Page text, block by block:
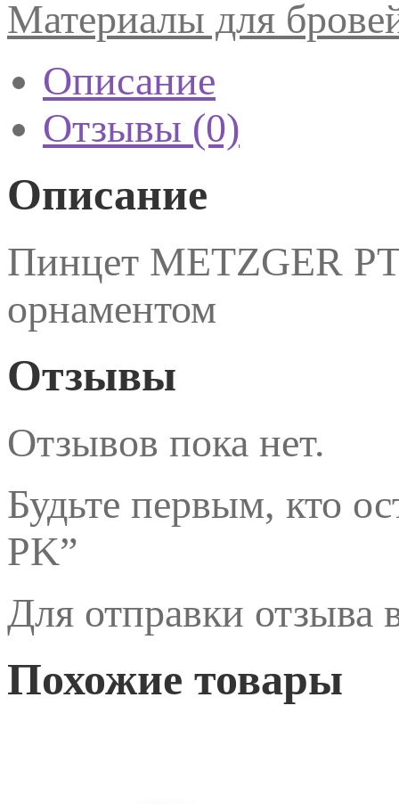
PK
Материалы для
Описание
Отзывы (0)
Описание
Пинцет METZGER
орнаментом
Отзывы
Отзывов пока нет.
Будьте первым, кто
PK”
Для отправки отзыва
Похожие товары